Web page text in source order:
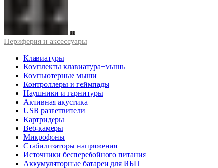
Периферия и аксессуары
Клавиатуры
Комплекты клавиатура+мышь
Компьютерные мыши
Контроллеры и геймпады
Наушники и гарнитуры
Активная акустика
USB разветвители
Картридеры
Веб-камеры
Микрофоны
Стабилизаторы напряжения
Источники бесперебойного питания
Аккумуляторные батареи для ИБП